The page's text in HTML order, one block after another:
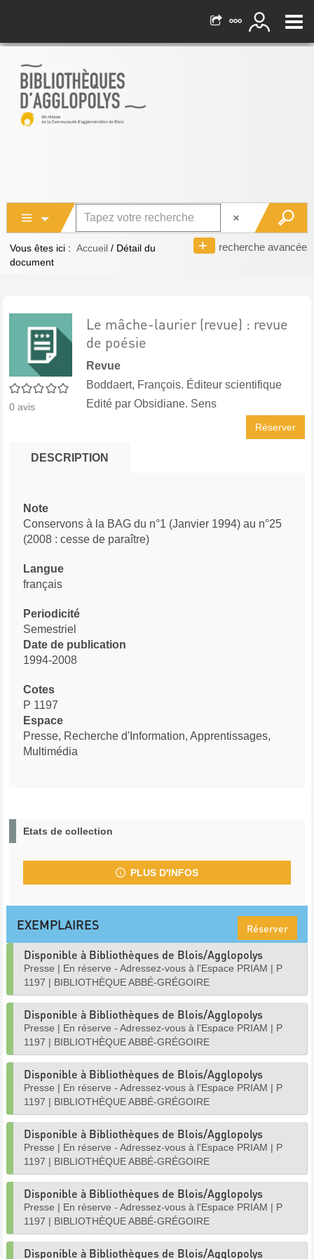
recherche avancée
Vous êtes ici : Accueil / Détail du
document
0/5
0 avis
Le mâche-laurier (revue) : revue
de poésie
Revue
Boddaert, François. Éditeur scientifique
Edité par Obsidiane. Sens
Réserver
DESCRIPTION
Note
Conservons à la BAG du n°1 (Janvier 1994) au n°25
(2008 : cesse de paraître)
Langue
français
Periodicité
Semestriel
Date de publication
1994-2008
Cotes
P 1197
Espace
Presse, Recherche d'Information, Apprentissages,
Multimédia
Etats de collection
PLUS D'INFOS
EXEMPLAIRES Réserver
Disponible à Bibliothèques de Blois/Agglopolys
Presse | En réserve - Adressez-vous à l'Espace PRIAM | P
1197 | BIBLIOTHÈQUE ABBÉ-GRÉGOIRE
Disponible à Bibliothèques de Blois/Agglopolys
Presse | En réserve - Adressez-vous à l'Espace PRIAM | P
1197 | BIBLIOTHÈQUE ABBÉ-GRÉGOIRE
Disponible à Bibliothèques de Blois/Agglopolys
Presse | En réserve - Adressez-vous à l'Espace PRIAM | P
1197 | BIBLIOTHÈQUE ABBÉ-GRÉGOIRE
Disponible à Bibliothèques de Blois/Agglopolys
Presse | En réserve - Adressez-vous à l'Espace PRIAM | P
1197 | BIBLIOTHÈQUE ABBÉ-GRÉGOIRE
Disponible à Bibliothèques de Blois/Agglopolys
Presse | En réserve - Adressez-vous à l'Espace PRIAM | P
1197 | BIBLIOTHÈQUE ABBÉ-GRÉGOIRE
Disponible à Bibliothèques de Blois/Agglopolys